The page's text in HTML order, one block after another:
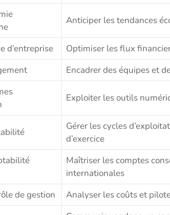
Anticiper les tendances
d’entreprise Optimiser les flux
Encadrer des équipes et
Exploiter les outils
Gérer les cycles
d’exercice
Maîtriser les comptes
internationales
de gestion Analyser les coûts et